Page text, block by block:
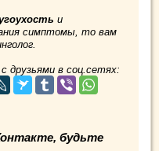
и
симптомы, то вам
друзьями в соц.сетях:
будьте